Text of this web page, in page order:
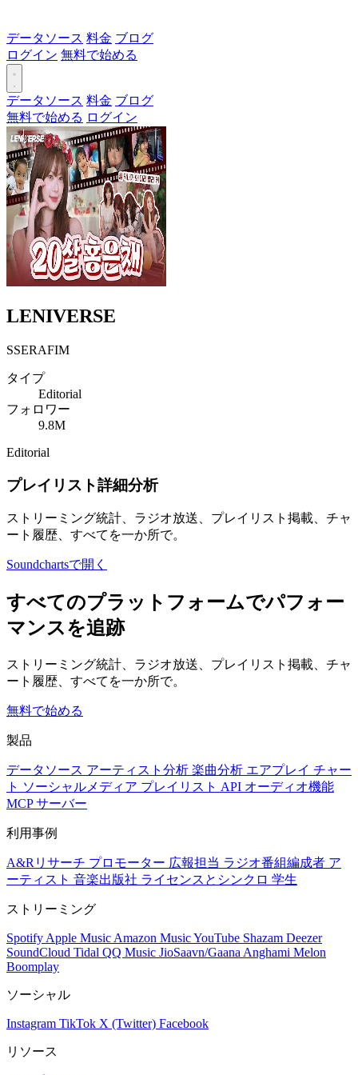
データソース 料金 ブログ
ログイン 無料で始める
データソース 料金 ブログ
無料で始める ログイン
LENIVERSE
SSERAFIM
タイプ
Editorial
フォロワー
9.8M
Editorial
プレイリスト詳細分析
ストリーミング統計、ラジオ放送、プレイリスト掲載、チャ
ート履歴、すべてを一か所で。
Soundchartsで開く
すべてのプラットフォームでパフォー
マンスを追跡
ストリーミング統計、ラジオ放送、プレイリスト掲載、チャ
ート履歴、すべてを一か所で。
無料で始める
製品
データソース アーティスト分析 楽曲分析 エアプレイ チャー
ト ソーシャルメディア プレイリスト API オーディオ機能
MCP サーバー
利用事例
A&Rリサーチ プロモーター 広報担当 ラジオ番組編成者 ア
ーティスト 音楽出版社 ライセンスとシンクロ 学生
ストリーミング
Spotify Apple Music Amazon MusicYouTube Shazam Deezer
SoundCloud Tidal QQ Music JioSaavn/Gaana Anghami Melon
Boomplay
ソーシャル
Instagram TikTok X (Twitter) Facebook
リソース